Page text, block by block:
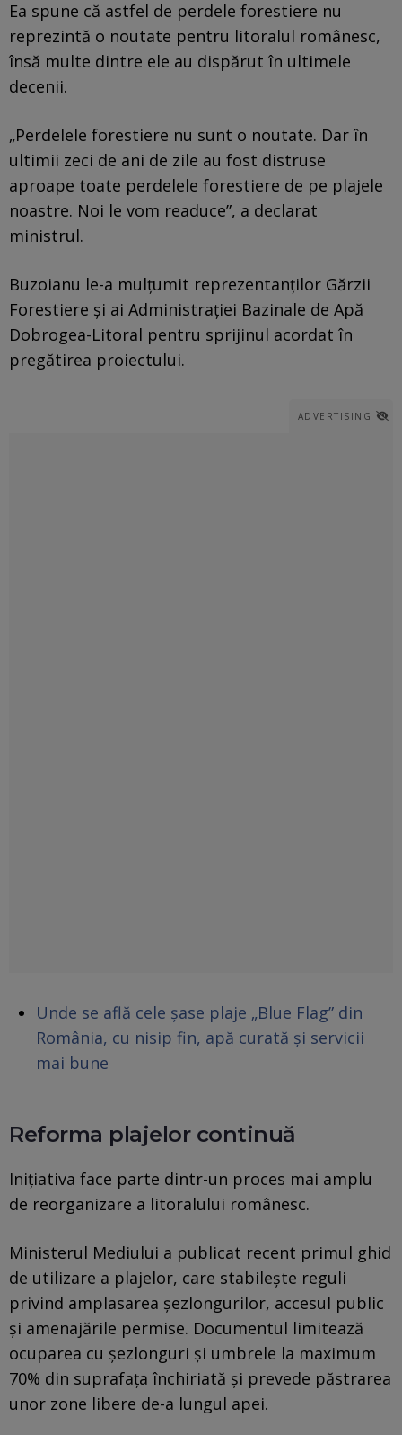
Ea spune că astfel de perdele forestiere nu
reprezintă o noutate pentru litoralul românesc,
însă multe dintre ele au dispărut în ultimele
decenii.
„Perdelele forestiere nu sunt o noutate. Dar în
ultimii zeci de ani de zile au fost distruse
aproape toate perdelele forestiere de pe plajele
noastre. Noi le vom readuce”, a declarat
ministrul.
Buzoianu le-a mulțumit reprezentanților Gărzii
Forestiere și ai Administrației Bazinale de Apă
Dobrogea-Litoral pentru sprijinul acordat în
pregătirea proiectului.
ADVERTISING
Unde se află cele șase plaje „Blue Flag” din
România, cu nisip fin, apă curată și servicii
mai bune
Reforma plajelor continuă
Inițiativa face parte dintr-un proces mai amplu
de reorganizare a litoralului românesc.
Ministerul Mediului a publicat recent primul ghid
de utilizare a plajelor, care stabilește reguli
privind amplasarea șezlongurilor, accesul public
și amenajările permise. Documentul limitează
ocuparea cu șezlonguri și umbrele la maximum
70% din suprafața închiriată și prevede păstrarea
unor zone libere de-a lungul apei.